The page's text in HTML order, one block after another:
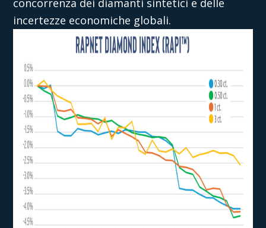
concorrenza dei diamanti sintetici e delle
incertezze economiche globali.